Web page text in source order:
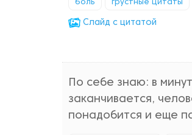
боль грустные цитаты
Cлайд с цитатой
По себе знаю: в
заканчивается,
понадобится и еще